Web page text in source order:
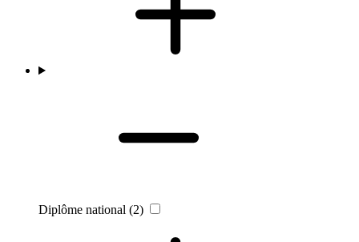
Diplôme national (2)